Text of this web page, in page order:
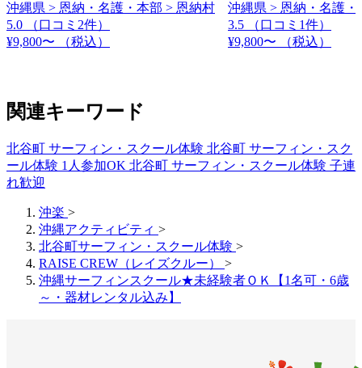
沖縄県 > 恩納・名護・本部 > 恩納村
5.0
（口コミ2件）
¥9,800〜
（税込）
沖縄県 > 恩納・名護・
3.5
（口コミ1件）
¥9,800〜
（税込）
関連キーワード
北谷町 サーフィン・スクール体験 北谷町 サーフィン・スク
ール体験 1人参加OK 北谷町 サーフィン・スクール体験 子連
れ歓迎
沖楽 >
沖縄アクティビティ >
北谷町サーフィン・スクール体験 >
RAISE CREW（レイズクルー） >
沖縄サーフィンスクール★未経験者ＯＫ【1名可・6歳
～・器材レンタル込み】